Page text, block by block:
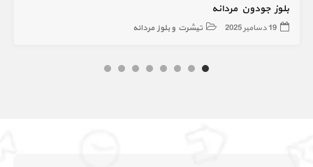
بلوز جودون مردانه
19 دسامبر 2025 تیشرت و بلوز مردانه